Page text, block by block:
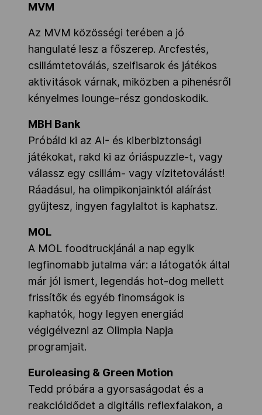
MVM
Az MVM közösségi terében a jó
hangulaté lesz a főszerep. Arcfestés,
csillámtetoválás, szelfisarok és játékos
aktivitások várnak, miközben a pihenésről
kényelmes lounge-rész gondoskodik.
MBH Bank
Próbáld ki az AI- és kiberbiztonsági
játékokat, rakd ki az óriáspuzzle-t, vagy
válassz egy csillám- vagy vízitetoválást!
Ráadásul, ha olimpikonjainktól aláírást
gyűjtesz, ingyen fagylaltot is kaphatsz.
MOL
A MOL foodtruckjánál a nap egyik
legfinomabb jutalma vár: a látogatók által
már jól ismert, legendás hot-dog mellett
frissítők és egyéb finomságok is
kaphatók, hogy legyen energiád
végigélvezni az Olimpia Napja
programjait.
Euroleasing & Green Motion
Tedd próbára a gyorsaságodat és a
reakcióidődet a digitális reflexfalakon, a